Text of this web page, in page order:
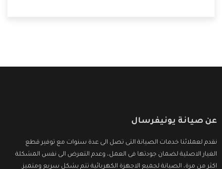
عن صيانة يونيفرسال
نقدم لعملائنا خدمات الصيانة التى تصل الى عدة سنوات مع توفير قطع
الغيار الاصلية لضمان جودتها فى العمل، وعدم التعرض الى نفس المشكلة
اكثر من مرة، الصيانة لجميع الاجهزة الكهربائية تتم بشكل سريع ومتميز.